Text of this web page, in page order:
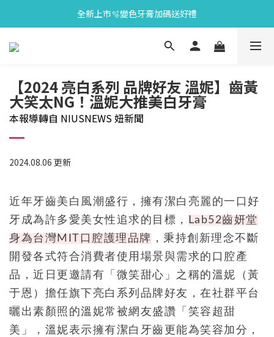
會員限定🎁點數兌換好禮
全新上市🫧變色牙膏加碼送好禮
會員限定🎁點數兌換好禮
【2024 亮白系列 品牌好友 溫妮】齒黃
大笑太NG！溫妮大推美白牙膏
本報導轉自 NIUSNEWS 妞新聞
2024.08.06 更新
近年牙齒美白風潮盛行，擁有潔白亮麗的一口好
牙成為許多愛美女性追求的目標，
Lab52齒妍堂
身為台灣MIT口腔護理品牌
，秉持創新理念不斷
開發各式符合消費者使用場景與需求的口腔產
品，近日更邀請有「微笑甜心」之稱的溫妮（黃
于恩）擔任旗下亮白系列品牌好友，在社群平台
曬出素顏照的溫妮常被網友盛讚「笑容超甜
美」，溫妮表示擁有潔白牙齒更能為笑容加分，